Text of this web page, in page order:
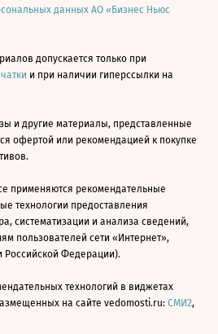
данных АО «Бизнес Ньюс
допускается только при
и при наличии гиперссылки на
и другие материалы, представленные
офертой или рекомендацией к покупке
применяются рекомендательные
технологии предоставления
систематизации и анализа сведений,
пользователей сети «Интернет»,
Российской Федерации).
технологий в виджетах
на сайте vedomosti.ru: СМИ2,